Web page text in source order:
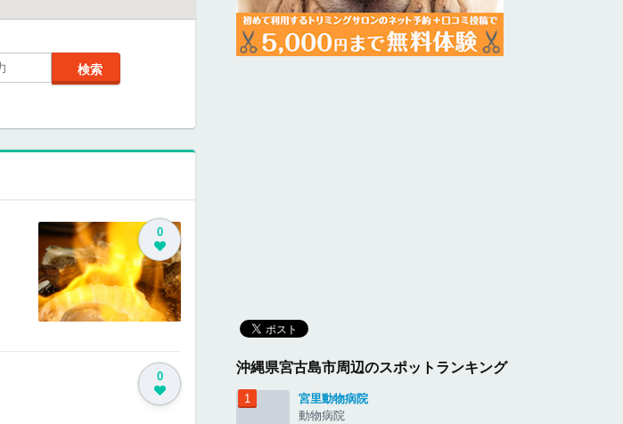
0
0
沖縄県宮古島市周辺のスポットランキング
宮里動物病院
動物病院